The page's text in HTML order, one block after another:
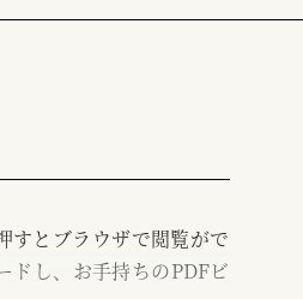
すとブラウザで閲覧がで
ドし、お手持ちのPDFビ